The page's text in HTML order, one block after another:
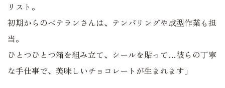
リスト。
初期からのベテランさんは、テンパリングや成型作業も担
当。
ひとつひとつ箱を組み立て、シールを貼って…彼らの丁寧
な手仕事で、美味しいチョコレートが生まれます」